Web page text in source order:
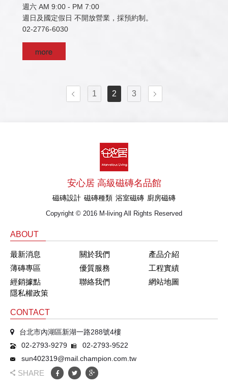
週六 AM 9:00 - PM 7:00
週日及國定假日 不開放營業，採預約制。
02-2776-6030
1 2 3
安心居 高級磁磚名品館
磁磚設計 磁磚種類 浴室磁磚 廚房磁磚
Copyright © 2016 M-living All Rights Reserved
ABOUT
最新消息 關於我們
產品介紹
薄磚專區
優質服務
工程實績
經銷據點
聯絡我們
網站地圖
隱私權政策
CONTACT
台北市內湖區新湖一路288號4樓
02-2793-9279
02-2793-9522
sun402319@mail.champion.com.tw
SHARE